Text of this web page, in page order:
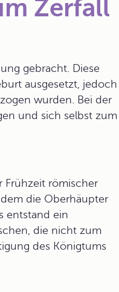
Zerfall
gebracht. Diese
ausgesetzt, jedoch
wurden. Bei der
und sich selbst zum
Frühzeit römischer
die Oberhäupter
entstand ein
die nicht zum
des Königtums